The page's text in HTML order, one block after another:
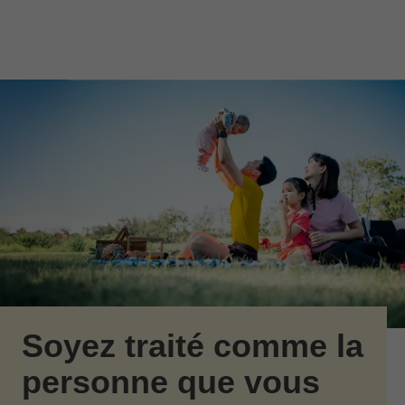
Soyez traité comme la
personne que vous